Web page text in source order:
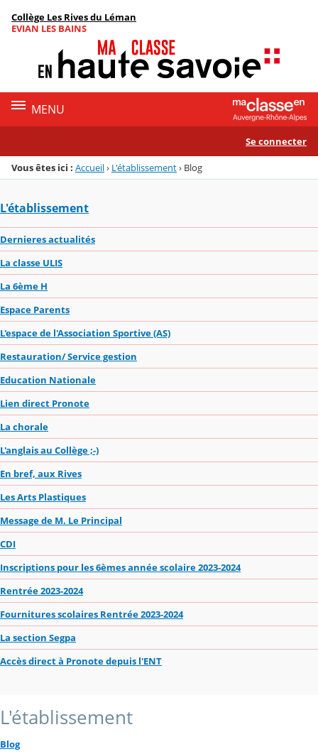
Menu de la rubrique
Contenu
Collège Les Rives du Léman
EVIAN LES BAINS
MENU
Se connecter
Vous êtes ici : Accueil› L'établissement› Blog
L'établissement
Dernieres actualités
La classe ULIS
La 6ème H
Espace Parents
L'espace de l'Association Sportive (AS)
Restauration/ Service gestion
Education Nationale
Lien direct Pronote
La chorale
L'anglais au Collège ;-)
En bref, aux Rives
Les Arts Plastiques
Message de M. Le Principal
CDI
Inscriptions pour les 6èmes année scolaire 2023-2024
Rentrée 2023-2024
Fournitures scolaires Rentrée 2023-2024
La section Segpa
Accès direct à Pronote depuis l'ENT
L'établissement
Blog